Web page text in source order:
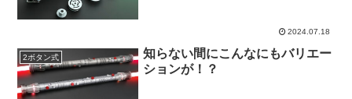
2024.07.18
2ボタン式
知らない間にこんなにもバリエー
ションが！？